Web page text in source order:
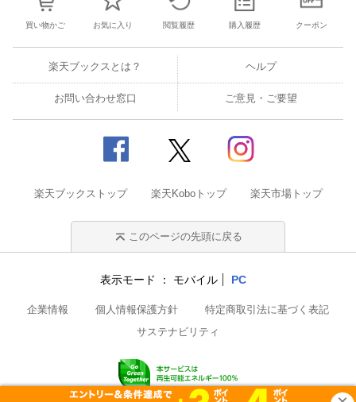
買い物かご お気に入り 閲覧履歴 購入履歴 クーポン
楽天ブックスとは？ ヘルプ
お問い合わせ窓口 ご意見・ご要望
楽天ブックストップ 楽天Koboトップ 楽天市場トップ
このページの先頭に戻る
表示モード モバイル PC
企業情報 個人情報保護方針
特定商取引法に基づく表記
サステナビリティ